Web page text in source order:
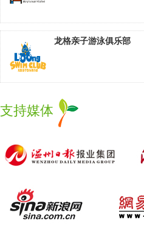
龙格亲子游泳俱乐部
支持媒体